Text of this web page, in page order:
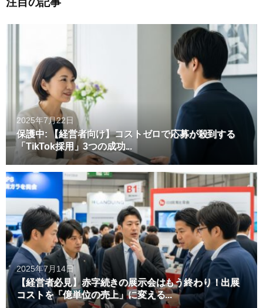
2025年7月22日
保護中: 【経営者向け】コストゼロで応募が殺到する
「TikTok採用」3つの成功...
2025年7月14日
【経営者必見】赤字続きの展示会はもう終わり！出展
コストを「億単位の売上」に変える...